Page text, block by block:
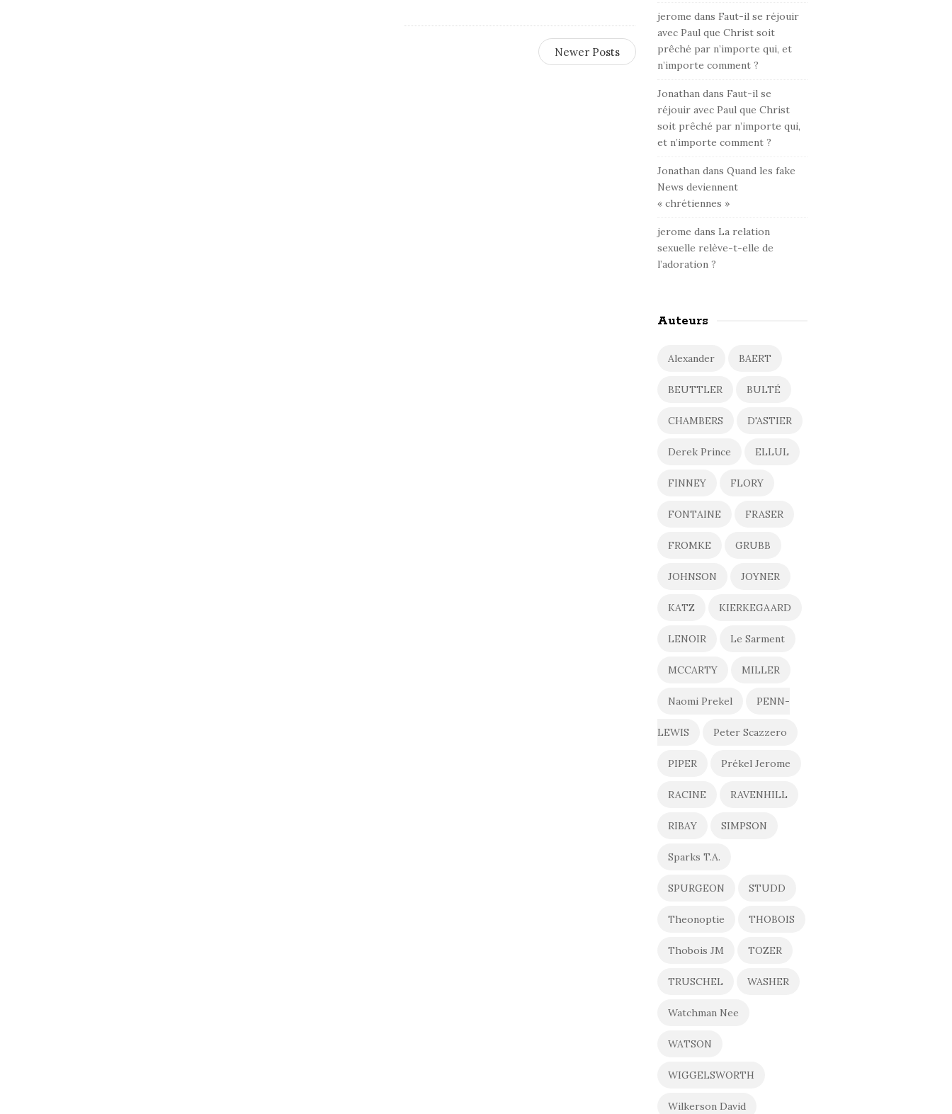
Newer Posts
jerome dans Faut-il se réjouir
avec Paul que Christ soit
prêché par n’importe qui, et
n’importe comment ?
Jonathan dans Faut-il se
réjouir avec Paul que Christ
soit prêché par n’importe qui,
et n’importe comment ?
Jonathan dansQuand les fake
News deviennent
« chrétiennes »
jerome dans La relation
sexuelle relève-t-elle de
l’adoration ?
Auteurs
Alexander BAERT
BEUTTLER BULTÉ
CHAMBERS D'ASTIER
Derek Prince ELLUL
FINNEY FLORY
FONTAINE FRASER
FROMKE GRUBB
JOHNSON JOYNER
KATZ KIERKEGAARD
LENOIR Le Sarment
MCCARTY MILLER
Naomi Prekel PENN-
LEWIS Peter Scazzero
PIPER Prékel Jerome
RACINE RAVENHILL
RIBAY SIMPSON
Sparks T.A.
SPURGEON STUDD
Theonoptie THOBOIS
Thobois JM TOZER
TRUSCHEL WASHER
Watchman Nee
WATSON
WIGGELSWORTH
Wilkerson David